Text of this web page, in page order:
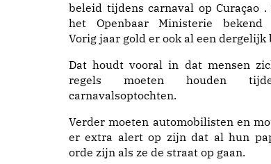
beleid tijdens carnaval op Curaçao .
het Openbaar Ministerie bekend
Vorig jaar gold er ook al een dergelijk
Dat houdt vooral in dat mensen
regels moeten houden
carnavalsoptochten.
Verder moeten automobilisten en
er extra alert op zijn dat al hun
orde zijn als ze de straat op gaan.